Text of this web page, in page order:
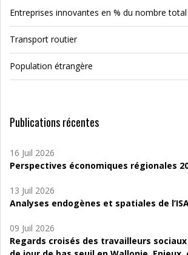
Entreprises innovantes en % du nombre total
Transport routier
Population étrangère
Publications récentes
16 Juil 2026
Perspectives économiques régionales
13 Juil 2026
Analyses endogènes et spatiales de
09 Juil 2026
Regards croisés des travailleurs sociaux